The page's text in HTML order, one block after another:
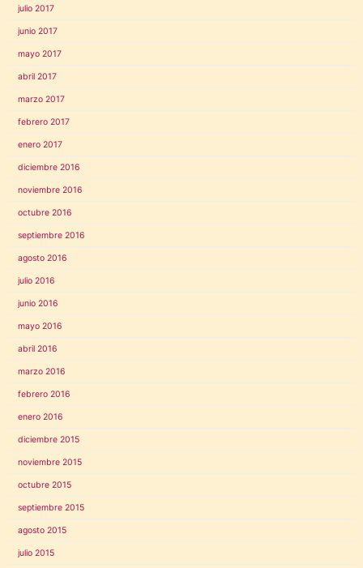
julio 2017
junio 2017
mayo 2017
abril 2017
marzo 2017
febrero 2017
enero 2017
diciembre 2016
noviembre 2016
octubre 2016
septiembre 2016
agosto 2016
julio 2016
junio 2016
mayo 2016
abril 2016
marzo 2016
febrero 2016
enero 2016
diciembre 2015
noviembre 2015
octubre 2015
septiembre 2015
agosto 2015
julio 2015